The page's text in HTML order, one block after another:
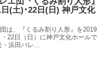
(土)･22日(日) 神戸文化
は、『くるみ割り人形』を2019
22日（日）に神戸文化ホールで
・浜田バレ...